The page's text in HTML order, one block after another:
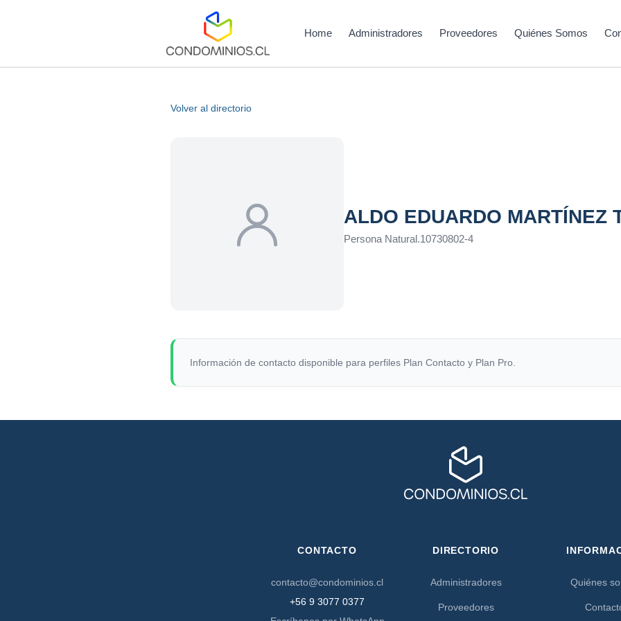
Home Administradores Proveedores Quiénes Somos
Volver al directorio
ALDO EDUARDO MARTÍNEZ
Persona Natural.10730802-4
Información de contacto disponible para perfiles Plan Contacto y Plan Pro.
CONTACTO
contacto@condominios.cl
+56 9 3077 0377
DIRECTORIO
Administradores
Proveedores
Quiénes